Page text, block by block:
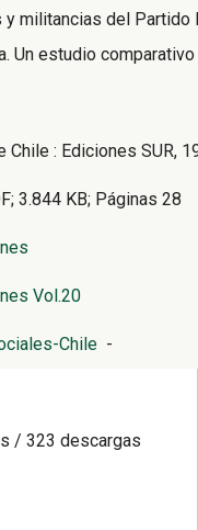
y militancias del
Un estudio comparativo
Chile : Ediciones SUR,
3.844 KB; Páginas 28
Vol.20
Chile -
/ 323 descargas